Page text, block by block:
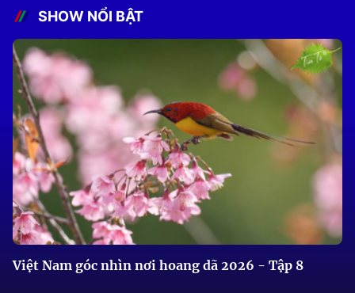
SHOW NỔI BẬT
Việt Nam góc nhìn nơi hoang dã 2026 - Tập 8